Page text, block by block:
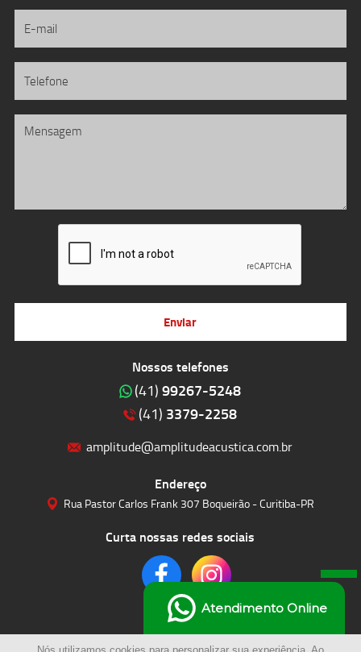
Nossos telefones
(41) 99267-5248
(41) 3379-2258
amplitude@amplitudeacustica.com.br
Endereço
Rua Pastor Carlos Frank 307 Boqueirão - Curitiba-PR
Curta nossas redes sociais
Enviar
Atendimento Online